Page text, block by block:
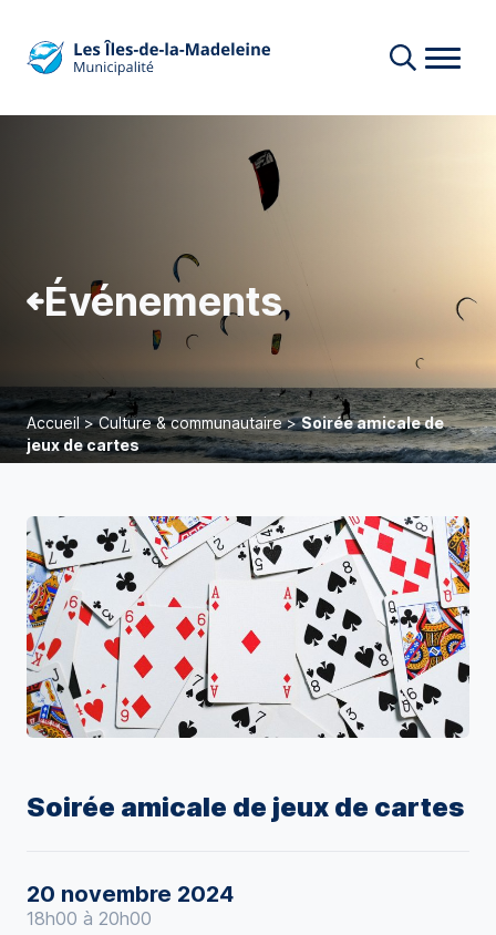
Événements
Accueil>Culture & communautaire>Soirée amicale de
jeux de cartes
Soirée amicale de jeux de cartes
20 novembre 2024
18h00 à 20h00